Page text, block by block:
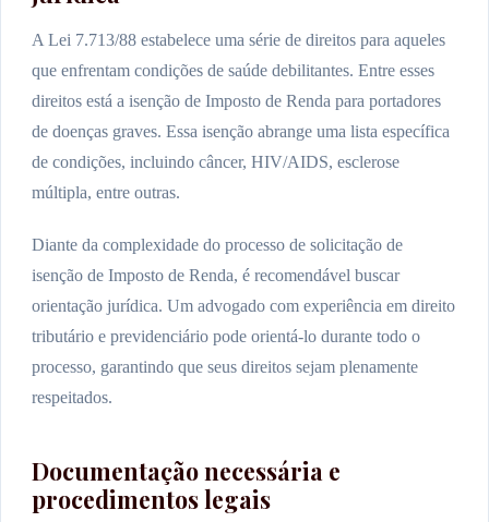
A Lei 7.713/88 estabelece uma série de direitos para aqueles
que enfrentam condições de saúde debilitantes. Entre esses
direitos está a isenção de Imposto de Renda para portadores
de doenças graves. Essa isenção abrange uma lista específica
de condições, incluindo câncer, HIV/AIDS, esclerose
múltipla, entre outras.
Diante da complexidade do processo de solicitação de
isenção de Imposto de Renda, é recomendável buscar
orientação jurídica. Um advogado com experiência em direito
tributário e previdenciário pode orientá-lo durante todo o
processo, garantindo que seus direitos sejam plenamente
respeitados.
Documentação necessária e
procedimentos legais